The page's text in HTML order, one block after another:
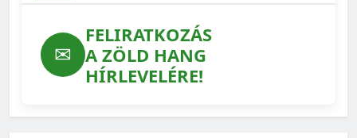
✉
FELIRATKOZÁS
A ZÖLD HANG
HÍRLEVELÉRE!